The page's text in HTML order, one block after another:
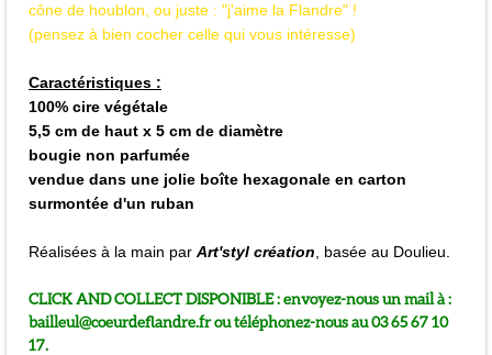
cône de houblon, ou juste : "j'aime la Flandre" !
(pensez à bien cocher celle qui vous intéresse)
Caractéristiques :
100% cire végétale
5,5 cm de haut x 5 cm de diamètre
bougie non parfumée
vendue dans une jolie boîte hexagonale en carton
surmontée d'un ruban
Réalisées à la main par Art'styl création , basée au Doulieu.
CLICK AND COLLECT DISPONIBLE : envoyez-nous un mail à :
bailleul@coeurdeflandre.fr ou téléphonez-nous au 03 65 67 10
17.